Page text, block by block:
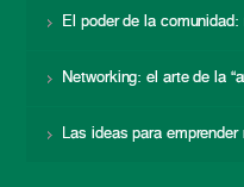
El poder de la
Networking: el arte de la
Las ideas para